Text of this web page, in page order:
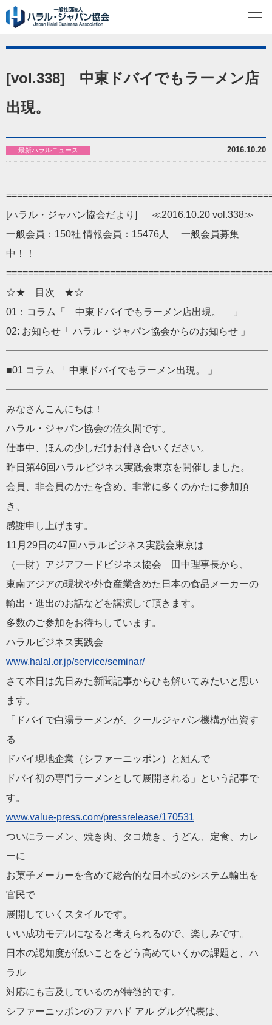
[vol.338] 中東ドバイでもラーメン店
出現。
2016.10.20
最新ハラルニュース
[ハラル・ジャパン協会だより] ≪2016.10.20 vol.338≫
一般会員：150社 情報会員：15476人 一般会員募集
中！！
☆★ 目次 ★☆
01：コラム「 中東ドバイでもラーメン店出現。 」
02: お知らせ「 ハラル・ジャパン協会からのお知らせ 」
■01 コラム 「 中東ドバイでもラーメン出現。 」
━━━━━━━━━━━━━━━━━━━━━━━━━━━
みなさんこんにちは！
ハラル・ジャパン協会の佐久間です。
仕事中、ほんの少しだけお付き合いください。
昨日第46回ハラルビジネス実践会東京を開催しました。
会員、非会員のかたを含め、非常に多くのかたに参加頂
き、
感謝申し上げます。
11月29日の47回ハラルビジネス実践会東京は
（一財）アジアフードビジネス協会 田中理事長から、
東南アジアの現状や外食産業含めた日本の食品メーカーの
輸出・進出のお話などを講演して頂きます。
多数のご参加をお待ちしています。
ハラルビジネス実践会
www.halal.or.jp/service/seminar/
さて本日は先日みた新聞記事からひも解いてみたいと思い
ます。
「ドバイで白湯ラーメンが、クールジャパン機構が出資す
る
ドバイ現地企業（シファーニッポン）と組んで
ドバイ初の専門ラーメンとして展開される」という記事で
す。
www.value-press.com/pressrelease/170531
ついにラーメン、焼き肉、タコ焼き、うどん、定食、カレ
ーに
お菓子メーカーを含めて総合的な日本式のシステム輸出を
官民で
展開していくスタイルです。
いい成功モデルになると考えられるので、楽しみです。
日本の認知度が低いことをどう高めていくかの課題と、ハ
ラル
対応にも言及しているのが特徴的です。
シファーニッポンのファハド アル グルグ代表は、